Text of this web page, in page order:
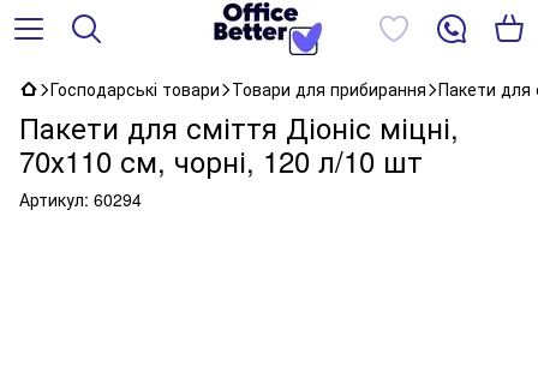
Господарські товари Товари для прибирання Пакети для
Пакети для сміття Діоніс міцні,
70х110 см, чорні, 120 л/10 шт
Артикул: 60294